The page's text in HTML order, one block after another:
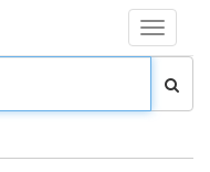
Toggle